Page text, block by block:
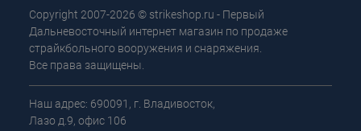
Copyright 2007-2026 © strikeshop.ru - Первый
Дальневосточный интернет магазин по продаже
страйкбольного вооружения и снаряжения.
Все права защищены.
Наш адрес: 690091, г. Владивосток,
Лазо д.9, офис 106